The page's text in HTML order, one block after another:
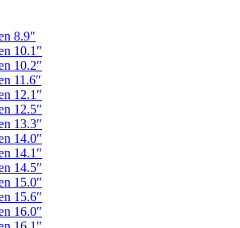
8.9″
10.1″
10.2″
11.6″
12.1″
12.5″
13.3″
14.0″
14.1″
14.5″
15.0″
15.6″
16.0″